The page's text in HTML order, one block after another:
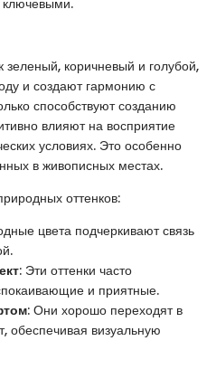
зеленый, коричневый и голубой,
и создают гармонию с
способствуют созданию
влияют на восприятие
условиях. Это особенно
в живописных местах.
оттенков:
цвета подчеркивают связь
: Эти оттенки часто
и приятные.
: Они хорошо переходят в
визуальную